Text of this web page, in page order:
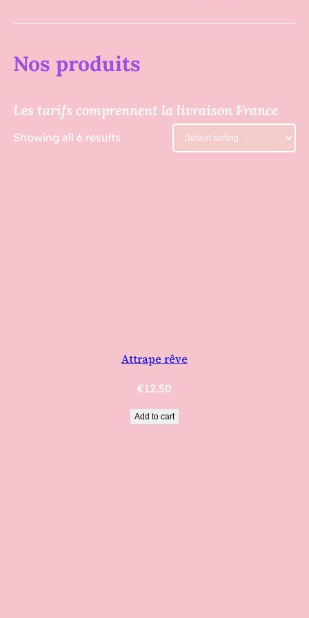
Nos produits
Les tarifs comprennent la livraison France
Showing all 6 results
Attrape rêve
€12.50
Add to cart